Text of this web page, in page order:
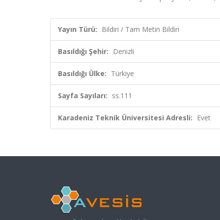
Yayın Türü: Bildiri / Tam Metin Bildiri
Basıldığı Şehir: Denizli
Basıldığı Ülke: Türkiye
Sayfa Sayıları: ss.111
Karadeniz Teknik Üniversitesi Adresli: Evet